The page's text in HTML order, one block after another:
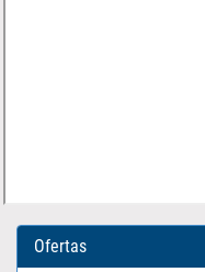
Ofertas